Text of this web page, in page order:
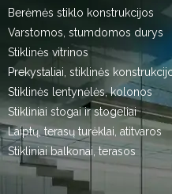
Berėmės stiklo konstrukcijos
Varstomos, stumdomos durys
Stiklinės vitrinos
Prekystaliai, stiklinės
Stiklinės lentynėlės, kolonos
Stikliniai stogai ir stogeliai
Laiptų, terasų turėklai, atitvaros
Stikliniai balkonai, terasos